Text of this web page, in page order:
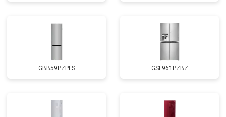
GBB59PZPFS GSL961PZBZ